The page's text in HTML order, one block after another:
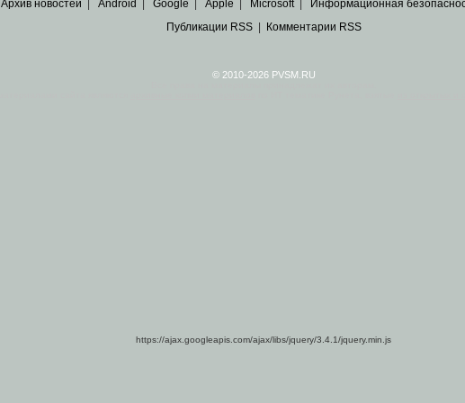
Архив новостей Android Google Apple Microsoft| Информационная
Публикации RSS| Комментарии RSS
© 2010-2026 PVSM.RU
https://ajax.googleapis.com/ajax/libs/jquery/3.4.1/jquery.min.js